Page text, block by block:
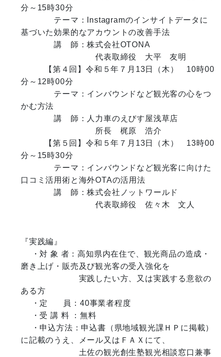
分～15時30分
テーマ：Instagramのインサイトデータに
基づいた効果的なアカウントの改善手法
講　師：株式会社OTONA
代表取締役　大平　友明
【第４回】令和５年７月13日（木）　10時00
分～12時00分
テーマ：インバウンドなど観光客の心をつ
かむ方法
講　師：人力車のえびす屋浅草店
所長　梶原　浩介
【第５回】令和５年７月13日（木）　13時00
分～15時30分
テーマ：インバウンドなど観光客に向けた
口コミ活用術と海外OTAの活用法
講　師：株式会社ノットワールド
代表取締役　佐々木　文人
『実践編』
・対 象 者：高知県内在住で、観光商品の造成・
磨き上げ・販売及び観光客の受入強化を
実践したい方、又は実践する意欲の
ある方
・受 講 料 ：無料
に記載のうえ、メール又はＦＡＸにて、
土佐の観光創生塾観光相談窓口兼事